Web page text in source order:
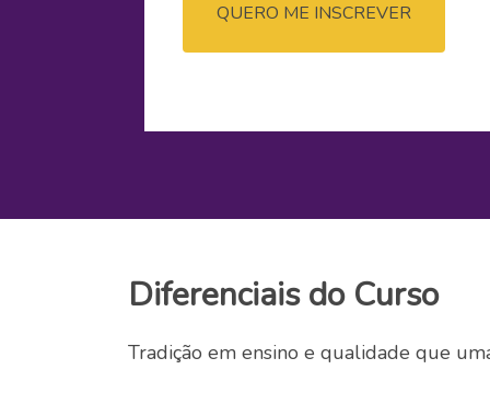
QUERO ME INSCREVER
Diferenciais do Curso
Tradição em ensino e qualidade que